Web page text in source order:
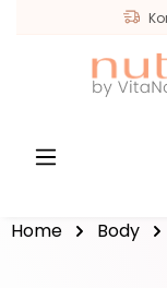
Home Body